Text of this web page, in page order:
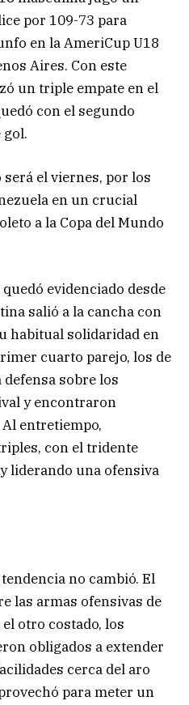
por 109-73 para
en la AmeriCup U18
Aires. Con este
un triple empate en el
con el segundo
el viernes, por los
en un crucial
a la Copa del Mundo
evidenciado desde
salió a la cancha con
habitual solidaridad en
cuarto parejo, los de
sobre los
y encontraron
entretiempo,
con el tridente
liderando una ofensiva
no cambió. El
las armas ofensivas de
otro costado, los
obligados a extender
cerca del aro
para meter un